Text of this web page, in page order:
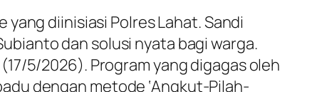
yang diinisiasi Polres Lahat. Sandi
dan solusi nyata bagi warga.
5/2026). Program yang digagas oleh
dengan metode ‘Angkut-Pilah-